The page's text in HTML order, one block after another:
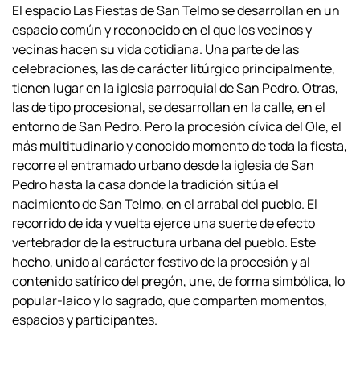
El espacioLas Fiestas de San Telmo se desarrollan en un
espacio común y reconocido enel que los vecinos y
vecinas hacen su vida cotidiana. Una parte de las
celebraciones, las de carácter litúrgico principalmente,
tienen lugar en la iglesia parroquial de San Pedro. Otras,
las de tipo procesional, se desarrollan en la calle, en el
entorno de San Pedro. Pero la procesión cívica del Ole, el
más multitudinario y conocido momentode toda la fiesta,
recorre el entramado urbano desde la iglesia de San
Pedro hasta lacasa donde la tradición sitúa el
nacimiento de San Telmo, en el arrabal del pueblo. El
recorrido de ida y vuelta ejerce una suerte de efecto
vertebrador de la estructura urbana del pueblo. Este
hecho, unido al carácter festivo de la procesión y al
contenidosatírico del pregón, une, de forma simbólica, lo
popular-laico y lo sagrado, quecomparten momentos,
espacios y participantes.